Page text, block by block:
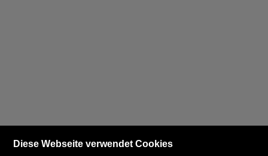
Diese Webseite verwendet Cookies